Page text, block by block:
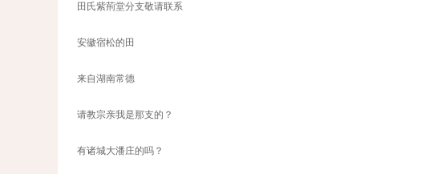
田氏紫荊堂分支敬请联系
安徽宿松的田
来自湖南常德
请教宗亲我是那支的？
有诸城大潘庄的吗？